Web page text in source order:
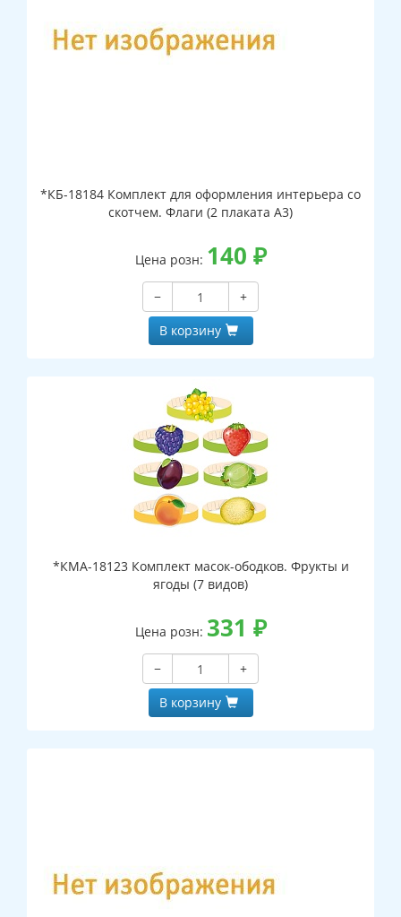
*КБ-18184 Комплект для оформления интерьера со
скотчем. Флаги (2 плаката А3)
Цена розн: 140 ₽
−
+
В корзину
*КМА-18123 Комплект масок-ободков. Фрукты и
ягоды (7 видов)
Цена розн: 331 ₽
−
+
В корзину